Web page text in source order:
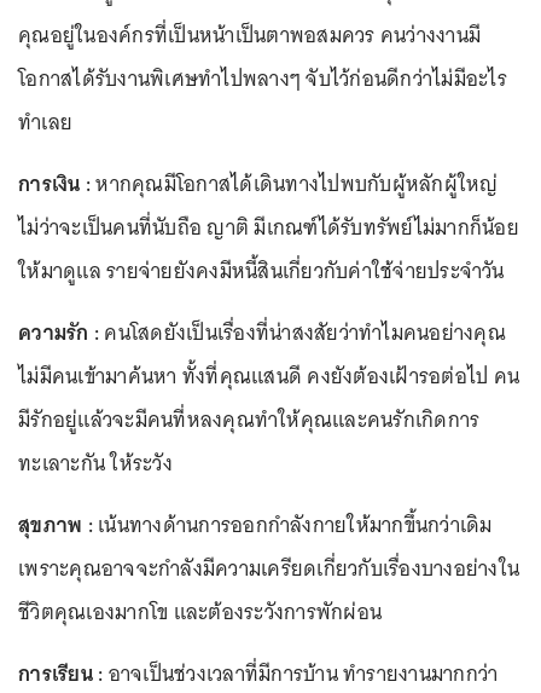
คุณอยู่ในองค์กรที่เป็นหน้าเป็นตาพอสมควร คนว่างงานมี
โอกาสได้รับงานพิเศษทำไปพลางๆ จับไว้ก่อนดีกว่าไม่มีอะไร
ทำเลย
การเงิน :หากคุณมีโอกาสได้เดินทางไปพบกับผู้หลักผู้ใหญ่
ไม่ว่าจะเป็นคนที่นับถือ ญาติ มีเกณฑ์ได้รับทรัพย์ไม่มากก็น้อย
ให้มาดูแล รายจ่ายยังคงมีหนี้สินเกี่ยวกับค่าใช้จ่ายประจำวัน
ความรัก :คนโสดยังเป็นเรื่องที่น่าสงสัยว่าทำไมคนอย่างคุณ
ไม่มีคนเข้ามาค้นหา ทั้งที่คุณแสนดี คงยังต้องเฝ้ารอต่อไป คน
มีรักอยู่แล้วจะมีคนที่หลงคุณทำให้คุณและคนรักเกิดการ
ทะเลาะกัน ให้ระวัง
สุขภาพ :เน้นทางด้านการออกกำลังกายให้มากขึ้นกว่าเดิม
เพราะคุณอาจจะกำลังมีความเครียดเกี่ยวกับเรื่องบางอย่างใน
ชีวิตคุณเองมากโข และต้องระวังการพักผ่อน
การเรียน :อาจเป็นช่วงเวลาที่มีการบ้าน ทำรายงานมากกว่า